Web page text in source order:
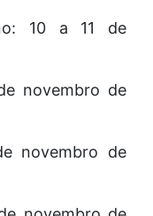
10 a 11 de
novembro de
novembro de